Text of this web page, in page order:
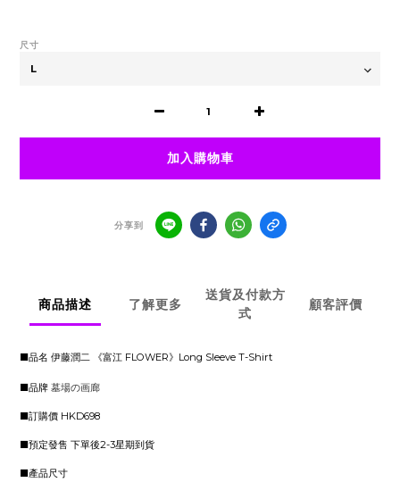
尺寸
加入購物車
分享到
商品描述 了解更多
送貨及付款方
式
顧客評價
■品名 伊藤潤二 《富江 FLOWER》Long Sleeve T-Shirt
■品牌 墓場の画廊
■訂購價 HKD698
■預定發售 下單後2-3星期到貨
■產品尺寸